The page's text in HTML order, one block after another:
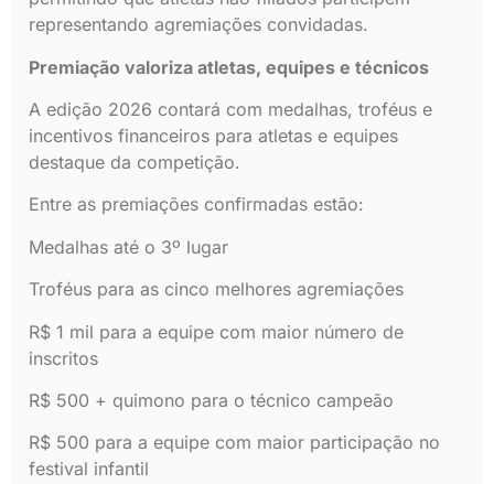
representando agremiações convidadas.
Premiação valoriza atletas, equipes e técnicos
A edição 2026 contará com medalhas, troféus e
incentivos financeiros para atletas e equipes
destaque da competição.
Entre as premiações confirmadas estão:
Medalhas até o 3º lugar
Troféus para as cinco melhores agremiações
R$ 1 mil para a equipe com maior número de
inscritos
R$ 500 + quimono para o técnico campeão
R$ 500 para a equipe com maior participação no
festival infantil